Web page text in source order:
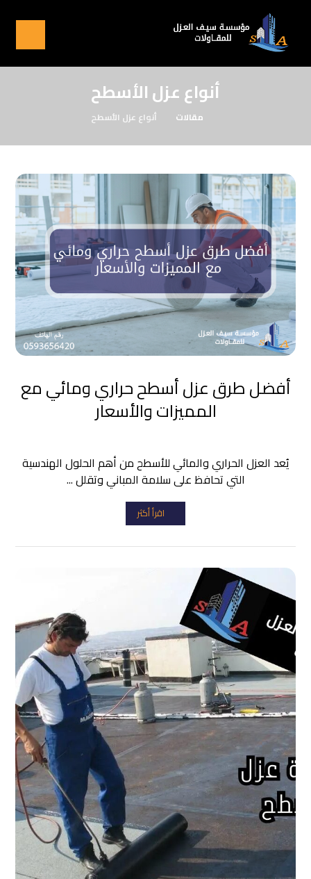
أنواع عزل الأسطح
مقالات أنواع عزل الأسطح
أفضل طرق عزل أسطح حراري ومائي مع
المميزات والأسعار
يُعد العزل الحراري والمائي للأسطح من أهم الحلول الهندسية
التي تحافظ على سلامة المباني وتقلل ...
اقرأ أكثر